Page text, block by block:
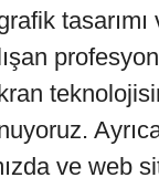
tasarımı
ve web